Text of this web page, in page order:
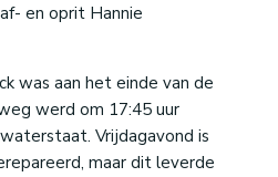
en oprit Hannie
was aan het einde van de
werd om 17:45 uur
Vrijdagavond is
maar dit leverde